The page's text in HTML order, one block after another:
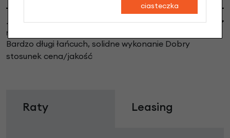
~Raf
Niedziela, 12-04-2015 16:31
Bardzo długi łańcuch, solidne wykonanie Dobry
stosunek cena/jakość
Raty Leasing
ciasteczka